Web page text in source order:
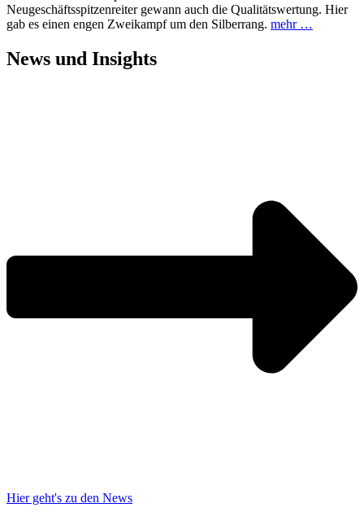
Neugeschäftsspitzenreiter gewann auch die Qualitätswertung. Hier
gab es einen engen Zweikampf um den Silberrang. mehr …
News und Insights
Hier geht's zu den News